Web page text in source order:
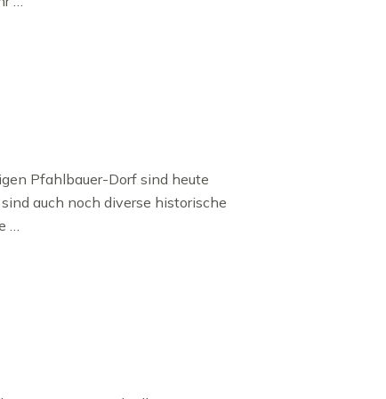
Pfahlbauer-Dorf sind heute
auch noch diverse historische
…